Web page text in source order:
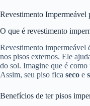
Revestimento Impermeável
O que é revestimento
Revestimento impermeável
nos pisos externos. Ele
do sol. Imagine que é como
Assim, seu piso fica seco e
Benefícios de ter pisos